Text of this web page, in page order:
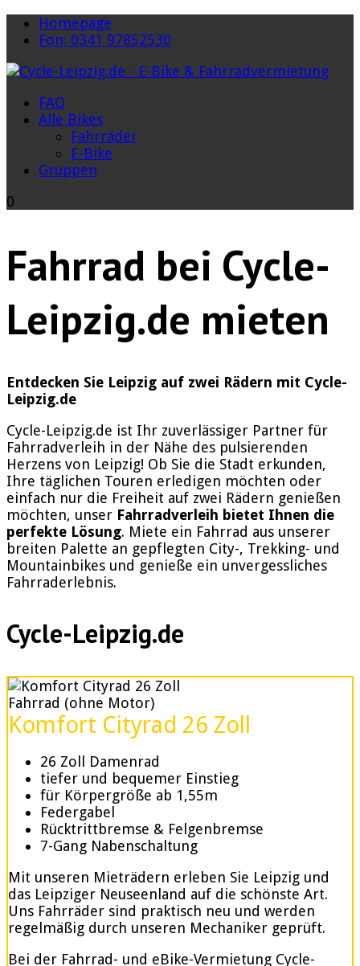
Homepage
Fon: 0341 97852530
FAQ
Alle Bikes
Fahrräder
E-Bike
Gruppen
0
Fahrrad bei Cycle-
Leipzig.de mieten
Entdecken Sie Leipzig auf zwei Rädern mit Cycle-
Leipzig.de
Cycle-Leipzig.de ist Ihr zuverlässiger Partner für
Fahrradverleih in der Nähe des pulsierenden
Herzens von Leipzig! Ob Sie die Stadt erkunden,
Ihre täglichen Touren erledigen möchten oder
einfach nur die Freiheit auf zwei Rädern genießen
möchten, unser Fahrradverleih bietet Ihnen die
perfekte Lösung. Miete ein Fahrrad aus unserer
breiten Palette an gepflegten City-, Trekking- und
Mountainbikes und genieße ein unvergessliches
Fahrraderlebnis.
Cycle-Leipzig.de
Fahrrad (ohne Motor)
Komfort Cityrad 26 Zoll
26 Zoll Damenrad
tiefer und bequemer Einstieg
für Körpergröße ab 1,55m
Federgabel
Rücktrittbremse & Felgenbremse
7-Gang Nabenschaltung
Mit unseren Mieträdern erleben Sie Leipzig und
das Leipziger Neuseenland auf die schönste Art.
Uns Fahrräder sind praktisch neu und werden
regelmäßig durch unseren Mechaniker geprüft.
Bei der Fahrrad- und eBike-Vermietung Cycle-